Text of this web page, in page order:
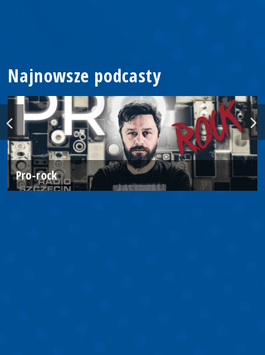
Najnowsze podcasty
Pro-rock